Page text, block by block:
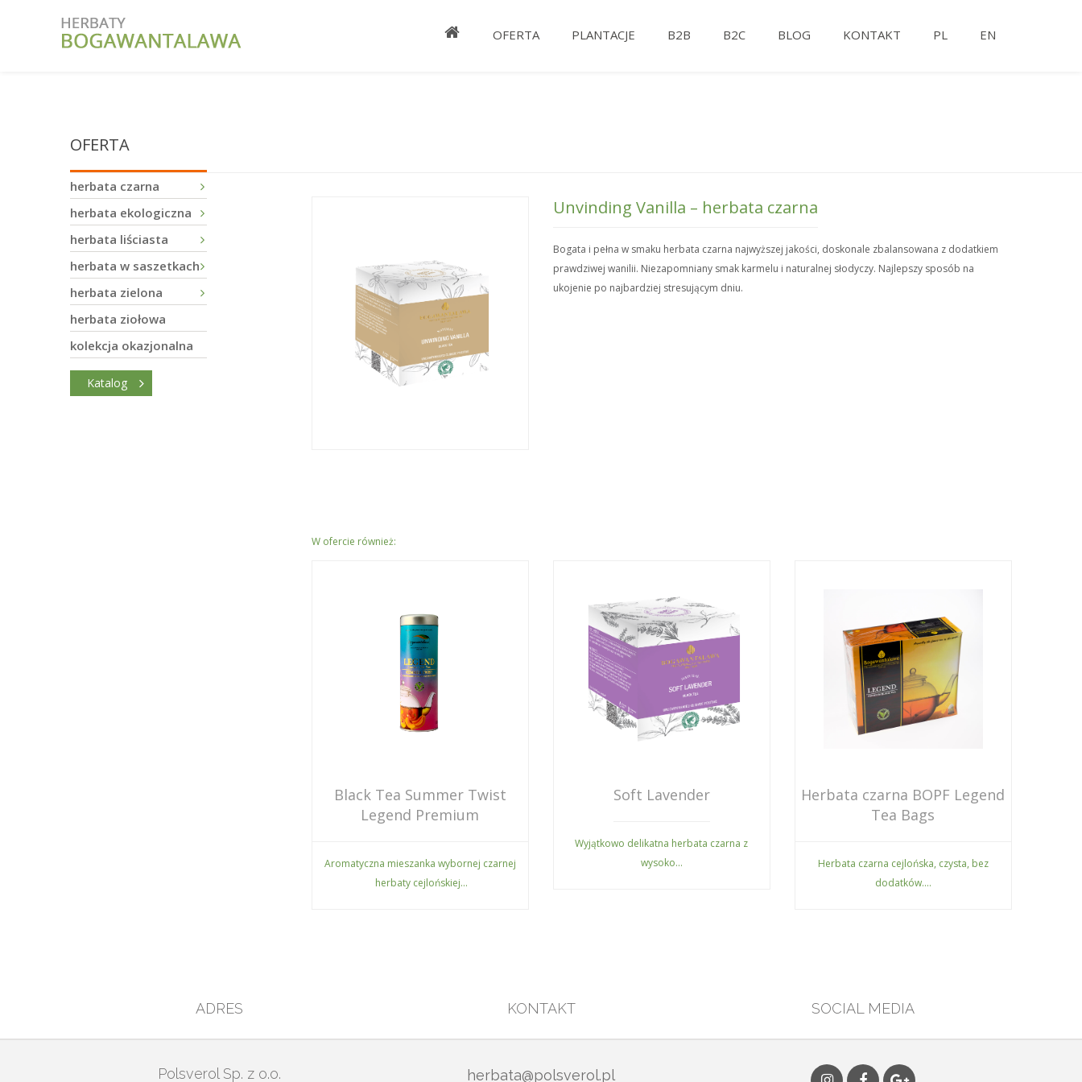
OFERTA PLANTACJE B2B B2C BLOG KONTAKT PL EN
OFERTA
herbata czarna
herbata ekologiczna
herbata liściasta
herbata w saszetkach
herbata zielona
herbata ziołowa
kolekcja okazjonalna
Katalog
Unvinding Vanilla – herbata czarna
Bogata i pełna w smaku herbata czarna najwyższej jakości, doskonale zbalansowana z dodatkiem
prawdziwej wanilii. Niezapomniany smak karmelu i naturalnej słodyczy. Najlepszy sposób na
ukojenie po najbardziej stresującym dniu.
W ofercie również:
Black Tea Summer Twist
Legend Premium
Aromatyczna mieszanka wybornej czarnej
herbaty cejlońskiej...
Soft Lavender
Wyjątkowo delikatna herbata czarna z
wysoko...
Herbata czarna BOPF Legend
Tea Bags
Herbata czarna cejlońska, czysta, bez
dodatków....
ADRES KONTAKT SOCIAL MEDIA
Polsverol Sp. z o.o. herbata@polsverol.pl